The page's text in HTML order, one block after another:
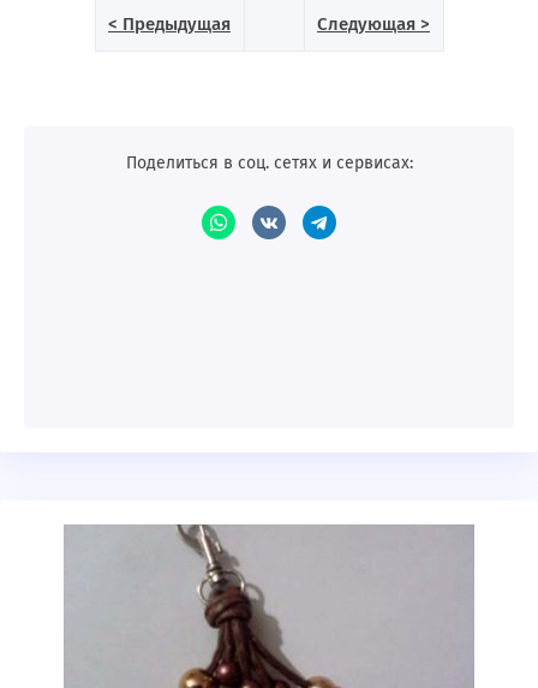
< Предыдущая Следующая >
Поделиться в соц. сетях и сервисах: